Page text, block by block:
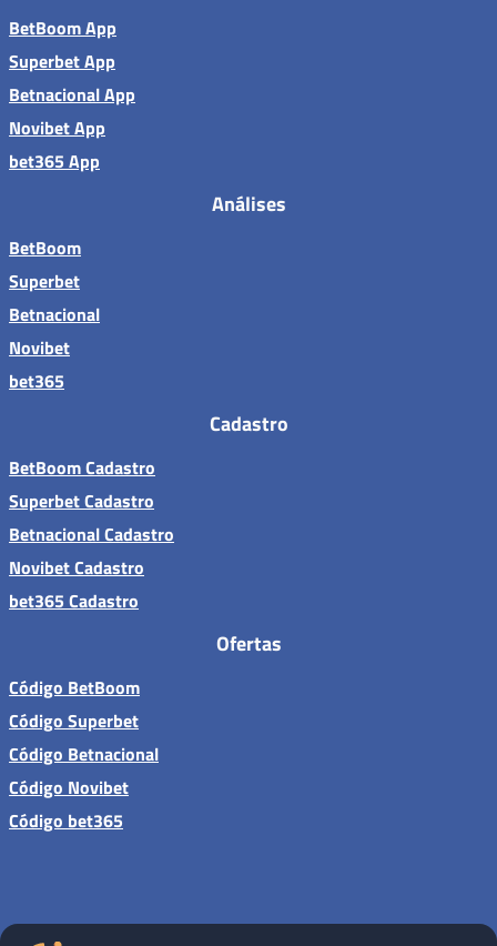
BetBoom App
Superbet App
Betnacional App
Novibet App
bet365 App
Análises
BetBoom
Superbet
Betnacional
Novibet
bet365
Cadastro
BetBoom Cadastro
Superbet Cadastro
Betnacional Cadastro
Novibet Cadastro
bet365 Cadastro
Ofertas
Código BetBoom
Código Superbet
Código Betnacional
Código Novibet
Código bet365